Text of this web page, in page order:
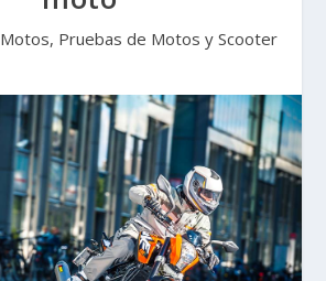
Motos, Pruebas de Motos y Scooter